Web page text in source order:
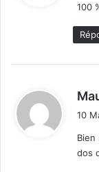
100
10
Bien
dos